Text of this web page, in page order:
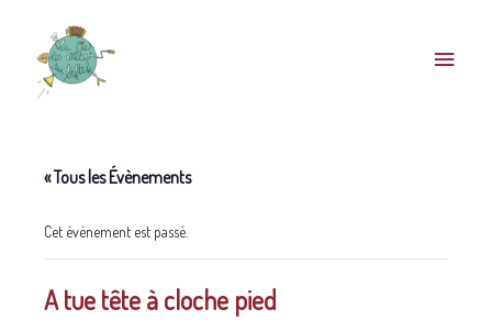
« Tous les Évènements
Cet évènement est passé.
A tue tête à cloche pied